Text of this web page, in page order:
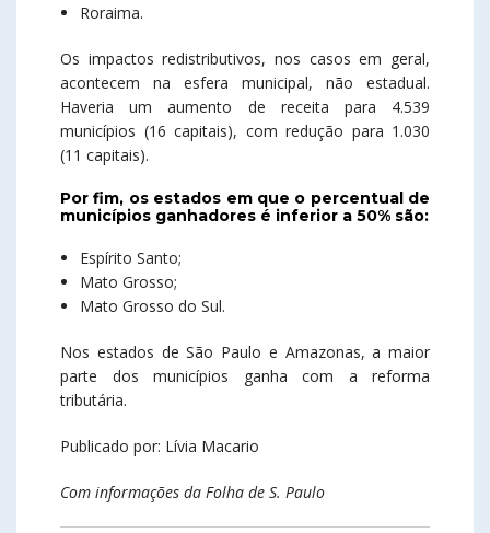
Roraima.
Os impactos redistributivos, nos casos em geral,
acontecem na esfera municipal, não estadual.
Haveria um aumento de receita para 4.539
municípios (16 capitais), com redução para 1.030
(11 capitais).
Por fim, os estados em que o percentual de
municípios ganhadores é inferior a 50% são:
Espírito Santo;
Mato Grosso;
Mato Grosso do Sul.
Nos estados de São Paulo e Amazonas, a maior
parte dos municípios ganha com a reforma
tributária.
Publicado por: Lívia Macario
Com informações da Folha de S. Paulo